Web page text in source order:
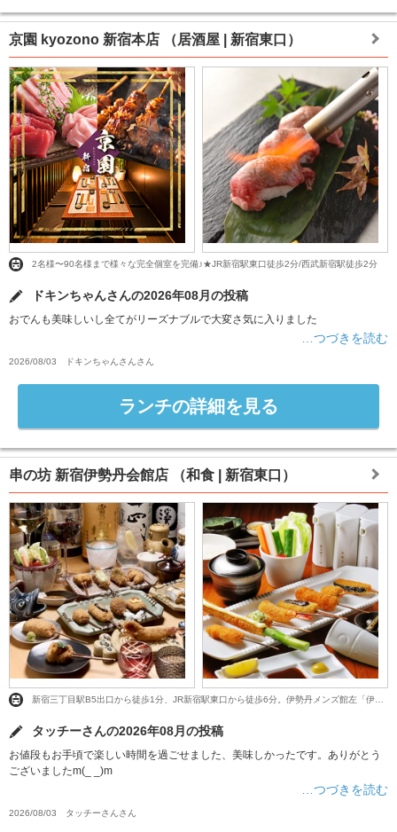
京園 kyozono 新宿本店 （居酒屋 | 新宿東口）
2名様〜90名様まで様々な完全個室を完備♪★JR新宿駅東口徒歩2分/西武新宿駅徒歩2分
ドキンちゃんさんの2026年08月の投稿
おでんも美味しいし全てがリーズナブルで大変さ気に入りました
…つづきを読む
2026/08/03 ドキンちゃんさん さん
ランチの詳細を見る
串の坊 新宿伊勢丹会館店 （和食 | 新宿東口）
タッチーさんの2026年08月の投稿
お値段もお手頃で楽しい時間を過ごせました、美味しかったです。ありがとう
ございましたm(_ _)m
…つづきを読む
2026/08/03 タッチーさん さん